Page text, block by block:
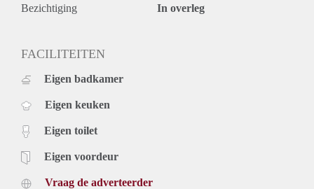
Bezichtiging In overleg
FACILITEITEN
Eigen badkamer
Eigen keuken
Eigen toilet
Eigen voordeur
Vraag de adverteerder